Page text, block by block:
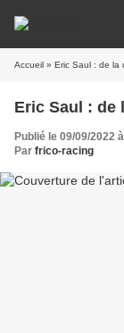
Accueil » Eric Saul : de la
Eric Saul : de
Publié le 09/09/2022
Par frico-racing